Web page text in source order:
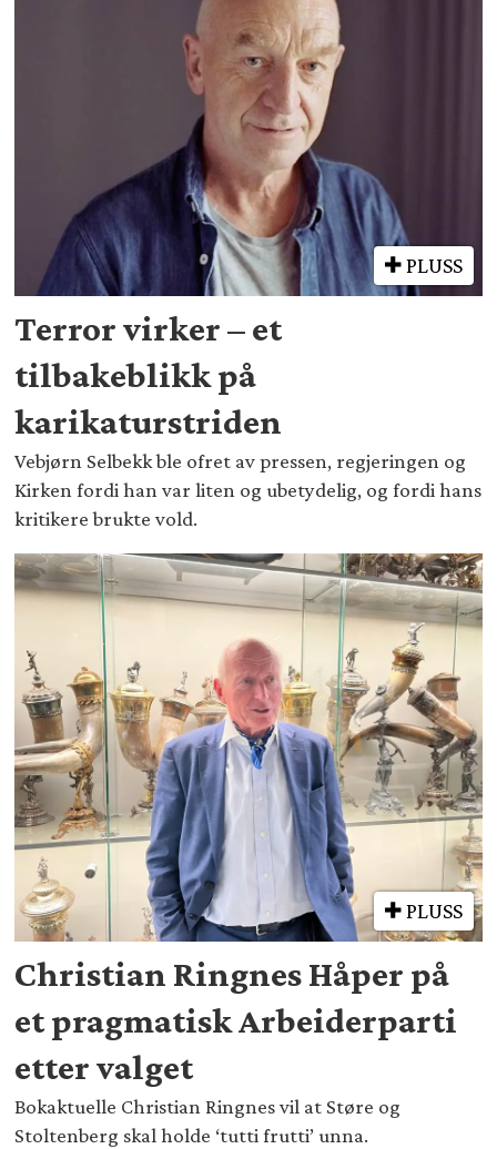
PLUSS
Terror virker – et
tilbakeblikk på
karikaturstriden
Vebjørn Selbekk ble ofret av pressen, regjeringen og
Kirken fordi han var liten og ubetydelig, og fordi hans
kritikere brukte vold.
PLUSS
Christian Ringnes Håper på
et pragmatisk Arbeiderparti
etter valget
Bokaktuelle Christian Ringnes vil at Støre og
Stoltenberg skal holde ‘tutti frutti’ unna.